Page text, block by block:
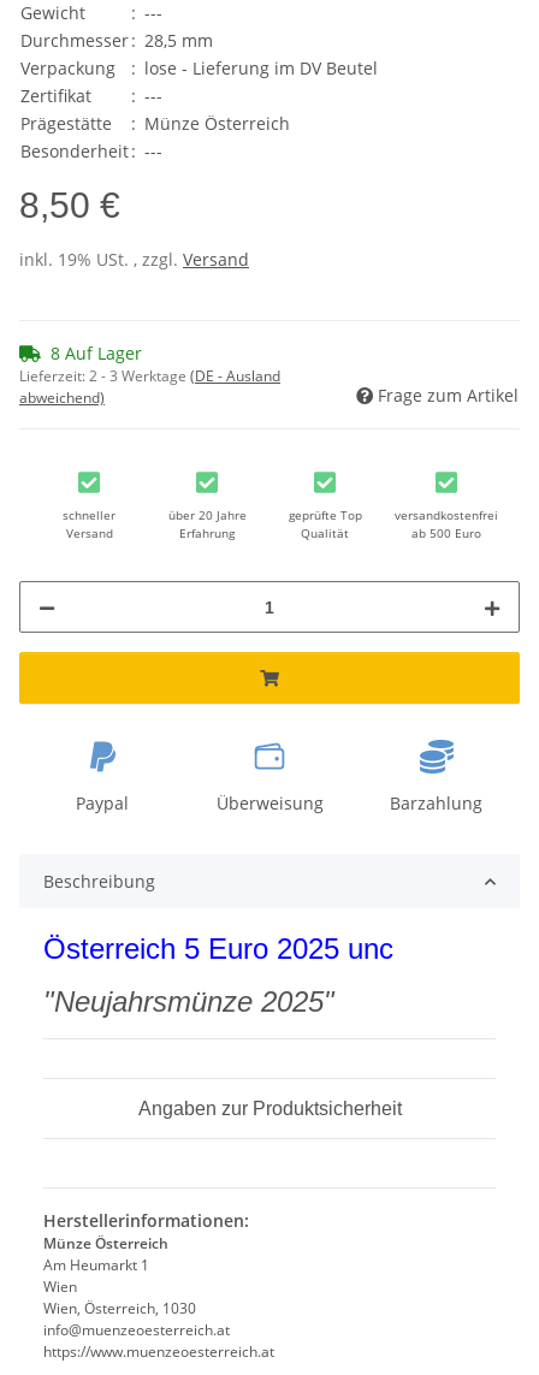
Gewicht
: ---
Durchmesser: 28,5 mm
Verpackung
: lose - Lieferung im DV Beutel
Zertifikat
: ---
Prägestätte
: Münze Österreich
Besonderheit: ---
8,50 €
inkl. 19% USt. , zzgl. Versand
8 Auf Lager
Lieferzeit:2 - 3 Werktage (DE - Ausland
abweichend)
Frage zum Artikel
schneller
Versand
über 20 Jahre
Erfahrung
geprüfte Top
Qualität
versandkostenfrei
ab 500 Euro
Paypal Überweisung Barzahlung
Beschreibung
Österreich 5 Euro 2025 unc
"Neujahrsmünze 2025"
Angaben zur Produktsicherheit
Herstellerinformationen:
Münze Österreich
Am Heumarkt 1
Wien
Wien, Österreich, 1030
info@muenzeoesterreich.at
https://www.muenzeoesterreich.at